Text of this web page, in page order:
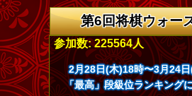
第6回将棋ウォー
参加数: 225564人
2月28日(木)18時〜3月24
「最高」段級位ランキング